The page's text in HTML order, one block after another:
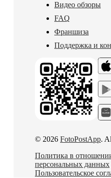
Видео обзоры
FAQ
Франшиза
Поддержка и
© 2026 FotoPostApp.
Политика в
персональных данных
Пользовательское